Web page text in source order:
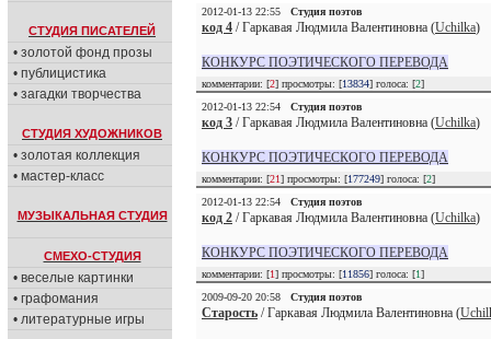
СТУДИЯ ПИСАТЕЛЕЙ
• золотой фонд прозы
• публицистика
• загадки творчества
СТУДИЯ ХУДОЖНИКОВ
• золотая коллекция
• мастер-класс
МУЗЫКАЛЬНАЯ СТУДИЯ
СМЕХО-СТУДИЯ
• веселые картинки
• графомания
• литературные игры
2012-01-13 22:55 Студия поэтов
код 4 / Гаркавая Людмила Валентиновна (Uchilka)
КОНКУРС ПОЭТИЧЕСКОГО ПЕРЕВОДА
комментарии: [2] просмотры: [13834] голоса: [2]
2012-01-13 22:54
Студия поэтов
код 3 / Гаркавая Людмила Валентиновна (Uchilka)
КОНКУРС ПОЭТИЧЕСКОГО ПЕРЕВОДА
комментарии: [21] просмотры: [177249] голоса: [2]
2012-01-13 22:54
Студия поэтов
код 2 / Гаркавая Людмила Валентиновна (Uchilka)
КОНКУРС ПОЭТИЧЕСКОГО ПЕРЕВОДА
комментарии: [1] просмотры: [11856] голоса: [1]
2009-09-20 20:58
Студия поэтов
Старость / Гаркавая Людмила Валентиновна (